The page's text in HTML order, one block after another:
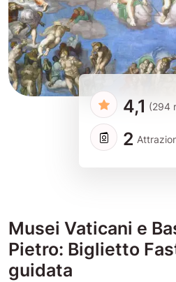
4,1 (294
2
Musei Vaticani e
Pietro: Biglietto
guidata